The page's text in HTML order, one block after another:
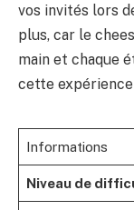
vos invités lors
plus, car le
main et chaque
cette
Informations
Niveau de